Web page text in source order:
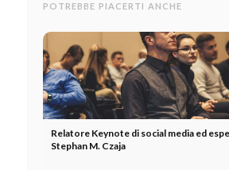
POTREBBE PIACERTI ANCHE
Relatore Keynote di social media ed
Stephan M. Czaja